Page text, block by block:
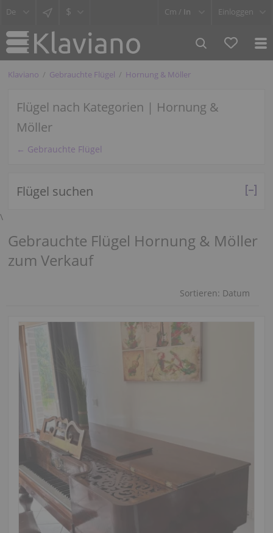
$ Cm / In Einloggen
Klaviano Gebrauchte Flügel Hornung & Möller
Flügel nach Kategorien | Hornung &
Möller
← Gebrauchte Flügel
Flügel suchen
\
Gebrauchte Flügel Hornung & Möller
zum Verkauf
Sortieren: Datum